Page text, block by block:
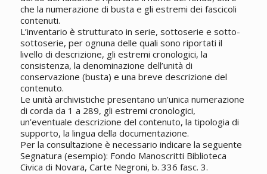
che la numerazione di busta e gli estremi dei fascicoli
contenuti.
L’inventario è strutturato in serie, sottoserie e sotto-
sottoserie, per ognuna delle quali sono riportati il
livello di descrizione, gli estremi cronologici, la
consistenza, la denominazione dell’unità di
conservazione (busta) e una breve descrizione del
contenuto.
Le unità archivistiche presentano un’unica numerazione
di corda da 1 a 289, gli estremi cronologici,
un’eventuale descrizione del contenuto, la tipologia di
supporto, la lingua della documentazione.
Per la consultazione è necessario indicare la seguente
Segnatura (esempio): Fondo Manoscritti Biblioteca
Civica di Novara, Carte Negroni, b. 336 fasc. 3.